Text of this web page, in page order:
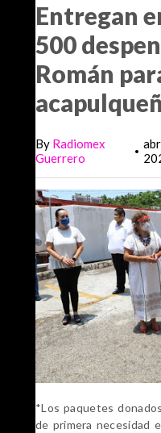
Entregan
500
Román
By Radiomex
Guerrero
•
*Los paquetes
de primera necesidad